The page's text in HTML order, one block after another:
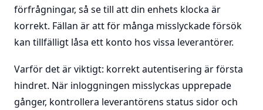
förfrågningar, så se till att din enhets klocka är
korrekt. Fällan är att för många misslyckade försök
kan tillfälligt låsa ett konto hos vissa leverantörer.
Varför det är viktigt: korrekt autentisering är första
hindret. När inloggningen misslyckas upprepade
gånger, kontrollera leverantörens status sidor och